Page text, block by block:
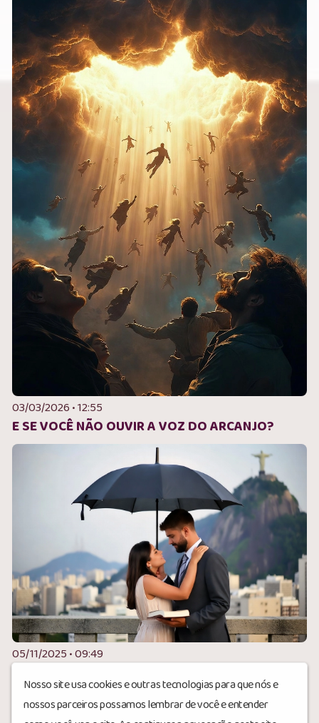
03/03/2026 • 12:55
E SE VOCÊ NÃO OUVIR A VOZ DO ARCANJO?
05/11/2025 • 09:49
COBERTURA DE DEUS
Nosso site usa cookies e outras tecnologias para que nós e
nossos parceiros possamos lembrar de você e entender